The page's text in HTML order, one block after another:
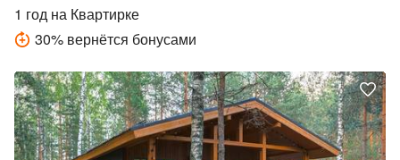
1 год на Квартирке
30% вернётся бонусами